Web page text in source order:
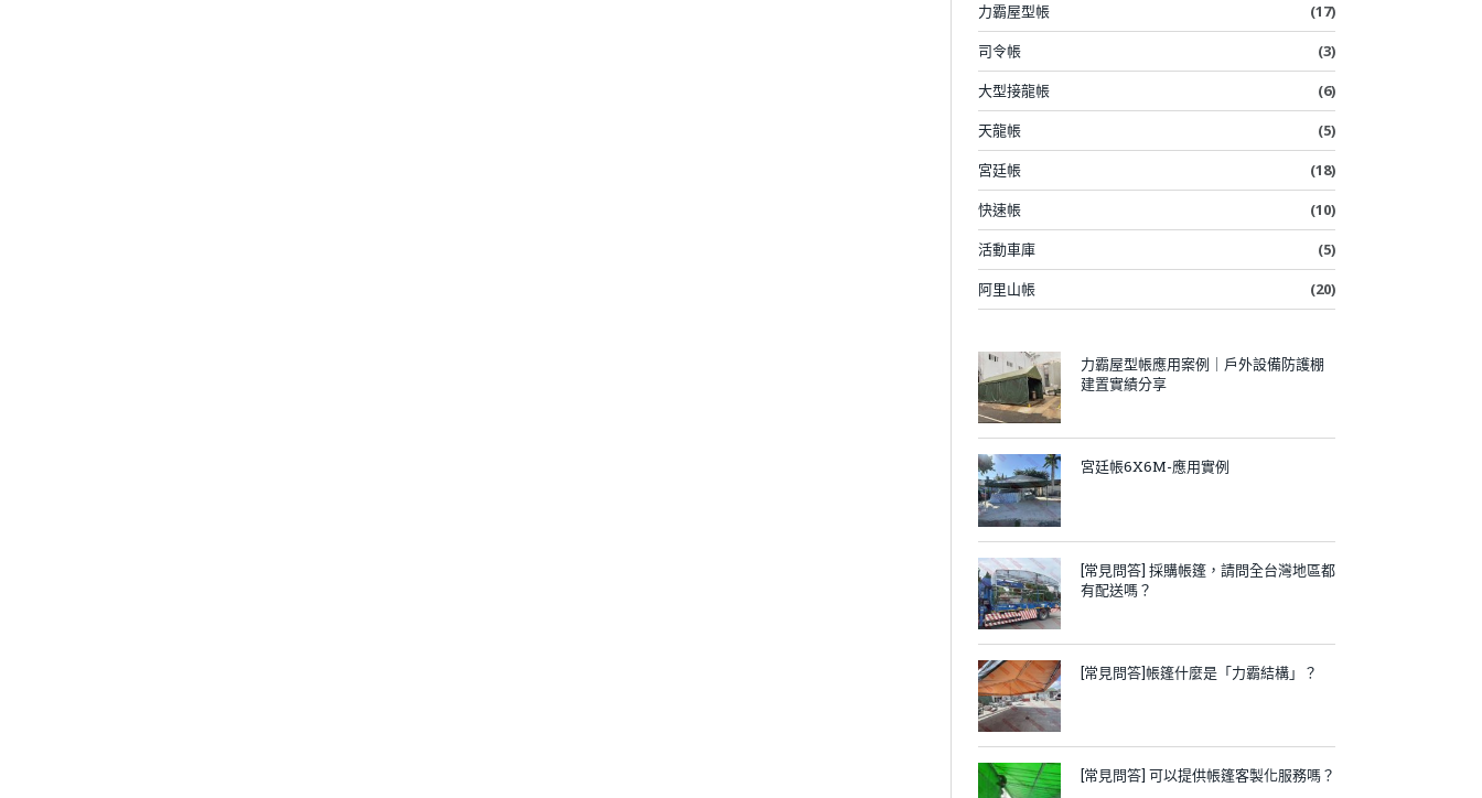
力霸屋型帳
(17)
司令帳
(3)
大型接龍帳
(6)
天龍帳
(5)
宮廷帳
(18)
快速帳
(10)
活動車庫
(5)
阿里山帳
(20)
力霸屋型帳應用案例｜戶外設備防護棚
建置實績分享
宮廷帳6X6M-應用實例
[常見問答] 採購帳篷，請問全台灣地區都
有配送嗎？
[常見問答]帳篷什麼是「力霸結構」？
[常見問答] 可以提供帳篷客製化服務嗎？